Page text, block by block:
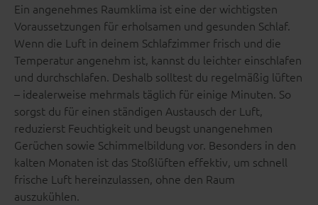
Ein angenehmes Raumklima ist eine der wichtigsten
Voraussetzungen für erholsamen und gesunden Schlaf.
Wenn die Luft in deinem Schlafzimmer frisch und die
Temperatur angenehm ist, kannst du leichter einschlafen
und durchschlafen. Deshalb solltest du regelmäßig lüften
– idealerweise mehrmals täglich für einige Minuten. So
sorgst du für einen ständigen Austausch der Luft,
reduzierst Feuchtigkeit und beugst unangenehmen
Gerüchen sowie Schimmelbildung vor. Besonders in den
kalten Monaten ist das Stoßlüften effektiv, um schnell
frische Luft hereinzulassen, ohne den Raum
auszukühlen.